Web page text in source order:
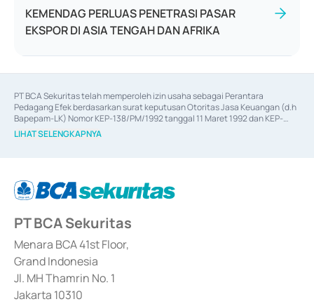
KEMENDAG PERLUAS PENETRASI PASAR
EKSPOR DI ASIA TENGAH DAN AFRIKA
PT BCA Sekuritas telah memperoleh izin usaha sebagai Perantara
Pedagang Efek berdasarkan surat keputusan Otoritas Jasa Keuangan (d.h
Bapepam-LK) Nomor KEP-138/PM/1992 tanggal 11 Maret 1992 dan KEP-
06/D.04/2014 tanggal 28 Februari 2014, izin usaha sebagai Penjamin Emisi
Efek berdasarkan surat keputusan Otoritas Jasa Keuangan Nomor KEP-
berdasarkan surat keputusan Otoritas Jasa Keuangan Nomor S-
67/PM.21/2017 tanggal 3 Februari 2017, dan beberapa izin usaha lainnya
Sertifikat Deposito di Pasar Uang yang izinnya diterbitkan pada tahun 2017
dan izin usaha lainnya dari Bank Indonesia sebagai Lembaga Pendukung
Penerbitan, Transaksi, serta Penatausahaan dan Penyelesaian Transaksi
Surat Berharga Komersial yang izinnya diterbitkan pada tahun 2018.
LIHAT SELENGKAPNYA
PT BCA Sekuritas
Menara BCA 41st Floor,
Grand Indonesia
Jl. MH Thamrin No. 1
Jakarta 10310